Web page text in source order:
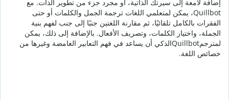
إضافة لامعة إلى سيرتك الذاتية، أو مجرد جزء من تطوير الذات. مع
Quillbot، يمكن لمتعلمي اللغات ترجمة الجمل والكلمات أو حتى
الفقرات بالكامل تلقائيًا، ثم مقارنة اللغتين جنبًا إلى جنب لفهم بنية
الجملة، واختيار الكلمات، وتصريف الأفعال. بالإضافة إلى ذلك، يمكن
لمترجمQuillbotالذكي أن يساعد في فهم التعابير الغامضة وغيرها من
خصائص اللغة.